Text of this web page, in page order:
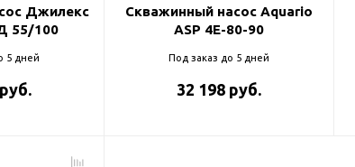
Джилекс
55/100
5 дней
Скважинный насос Aquario
ASP 4E-80-90
Под заказ до 5 дней
32 198 руб.